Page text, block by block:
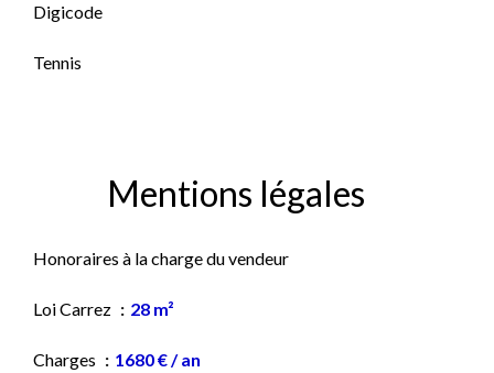
Digicode
Tennis
Mentions légales
Honoraires à la charge du vendeur
Loi Carrez 28 m²
Charges 1680 € / an